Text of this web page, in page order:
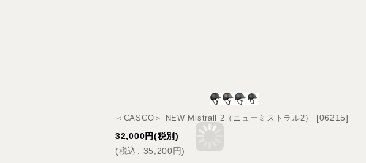
＜CASCO＞ NEW Mistrall 2（ニューミストラル2） [06215]
32,000円(税別)
(税込 : 35,200円)